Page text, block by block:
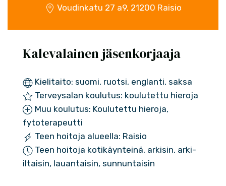
Voudinkatu 27 a9, 21200 Raisio
Kalevalainen jäsenkorjaaja
Kielitaito: suomi, ruotsi, englanti, saksa
Terveysalan koulutus: koulutettu hieroja
Muu koulutus: Koulutettu hieroja,
fytoterapeutti
Teen hoitoja alueella: Raisio
Teen hoitoja kotikäynteinä, arkisin, arki-
iltaisin, lauantaisin, sunnuntaisin